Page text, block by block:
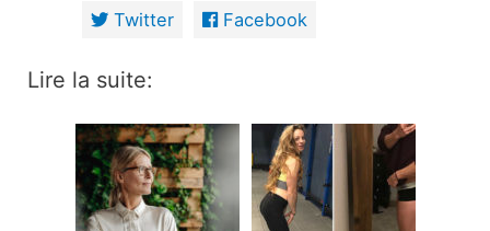
Twitter Facebook
Lire la suite: